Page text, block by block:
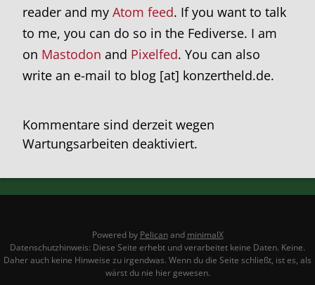
reader and my Atom feed. If you want to talk
to me, you can do so in the Fediverse. I am
on Mastodon and Pixelfed. You can also
write an e-mail to blog [at] konzertheld.de.
Kommentare sind derzeit wegen
Wartungsarbeiten deaktiviert.
Powered by Pelicanand minimalX
Datenschutzhinweis: Diese Seite erhebt und verarbeitet keine Daten. Keine.
Daher auch keine Hinweise zu irgendwas. Wenn du die Seite schließt, ist es, als
wärst du nie hier gewesen.